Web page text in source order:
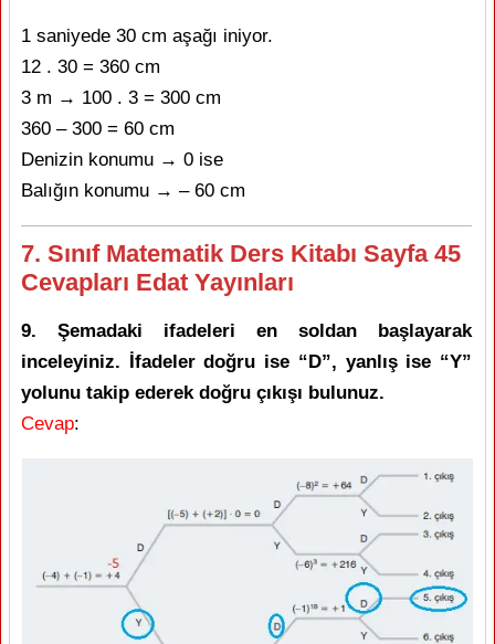
1 saniyede 30 cm aşağı iniyor.
12 . 30 = 360 cm
3 m → 100 . 3 = 300 cm
360 – 300 = 60 cm
Denizin konumu → 0 ise
Balığın konumu → – 60 cm
7. Sınıf Matematik Ders Kitabı Sayfa 45
Cevapları Edat Yayınları
9. Şemadaki ifadeleri en soldan başlayarak
inceleyiniz. İfadeler doğru ise “D”, yanlış ise “Y”
yolunu takip ederek doğru çıkışı bulunuz.
Cevap: